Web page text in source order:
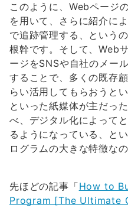
このように、Webページ
を用いて、さらに紹介に
で追跡管理する、という
根幹です。そして、Web
ージをSNSや自社のメー
することで、多くの既存
らい活用してもらおうと
といった紙媒体が主だっ
べ、デジタル化によって
るようになっている、と
ログラムの大きな特徴なの
先ほどの記事「How to
Program [The Ultimate